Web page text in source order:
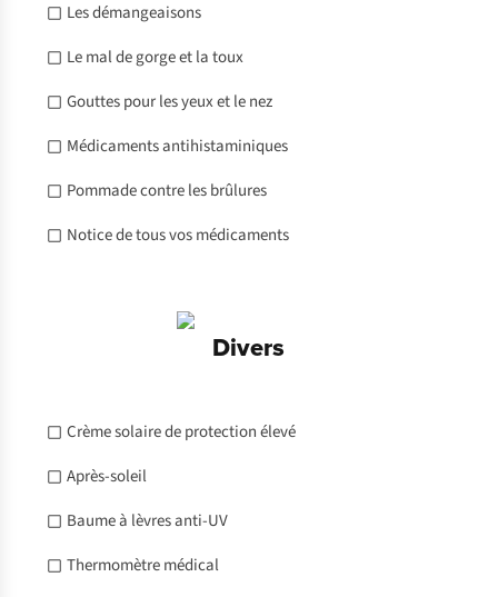
Les démangeaisons
Le mal de gorge et la toux
Gouttes pour les yeux et le nez
Médicaments antihistaminiques
Pommade contre les brûlures
Notice de tous vos médicaments
Divers
Crème solaire de protection élevé
Après-soleil
Baume à lèvres anti-UV
Thermomètre médical